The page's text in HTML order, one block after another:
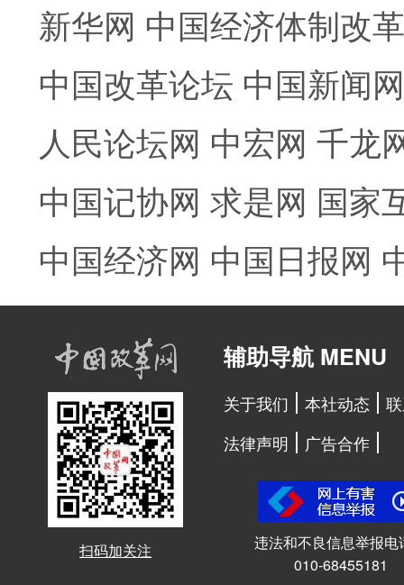
新华网 中国经济体制改
中国改革论坛 中国新闻网
人民论坛网 中宏网 千龙
中国记协网 求是网 国家
中国经济网 中国日报网
扫码加关注
辅助导航 MENU
关于我们 本社动态
法律声明
广告合作
违法和不良信息举报电
010-68455181